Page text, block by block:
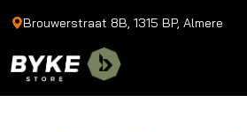
Brouwerstraat 8B, 1315 BP, Almere